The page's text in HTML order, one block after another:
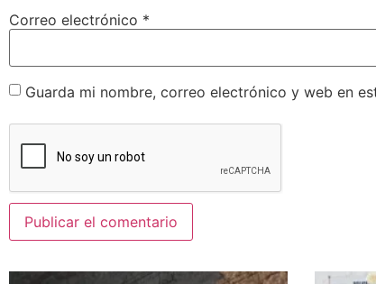
Correo electrónico *
Guarda mi nombre, correo electrónico y web en